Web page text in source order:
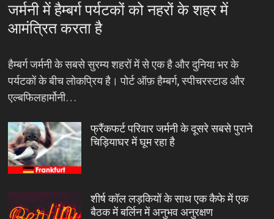
जर्मनी में हैम्बर्ग पर्यटकों को नहरों के शहर में
आमंत्रित करता है
हैम्बर्ग जर्मनी के सबसे सुरम्य शहरों में से एक है और दुनिया भर के
पर्यटकों के बीच लोकप्रिय है। पोर्ट ऑफ़ हैम्बर्ग, स्पीचरस्टाड और
एल्बफिलहार्मोनी…
फ्रैंकफर्ट परिवार जर्मनी के दूसरे सबसे पुराने
चिड़ियाघर में घूम रहा है
शीर्ष कॉल लड़कियों के साथ एक कैफे में एक
बैठक में बर्लिन में अनुभव अनुरक्षण